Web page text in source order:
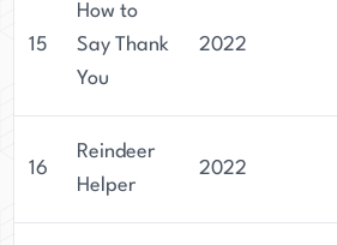
15
How to
Say Thank
You
2022
16
Reindeer
Helper
2022